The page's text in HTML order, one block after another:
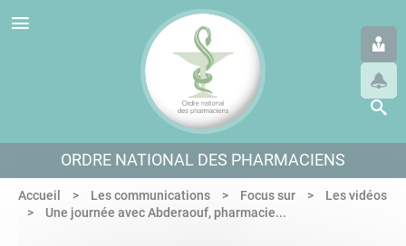
Aller au menu
Aller au contenu
Aller en bas de page
ORDRE NATIONAL DES PHARMACIENS
Accueil Les communications Focus sur
Les vidéos
Une journée avec Abderaouf, pharmacie...
Panneau de gestion des cookies